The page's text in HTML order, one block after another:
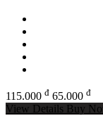
115.000 đ 65.000 đ
View Details Buy